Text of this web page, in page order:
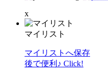
x
マイリスト
マイリストへ保存
後で便利♪ Click!